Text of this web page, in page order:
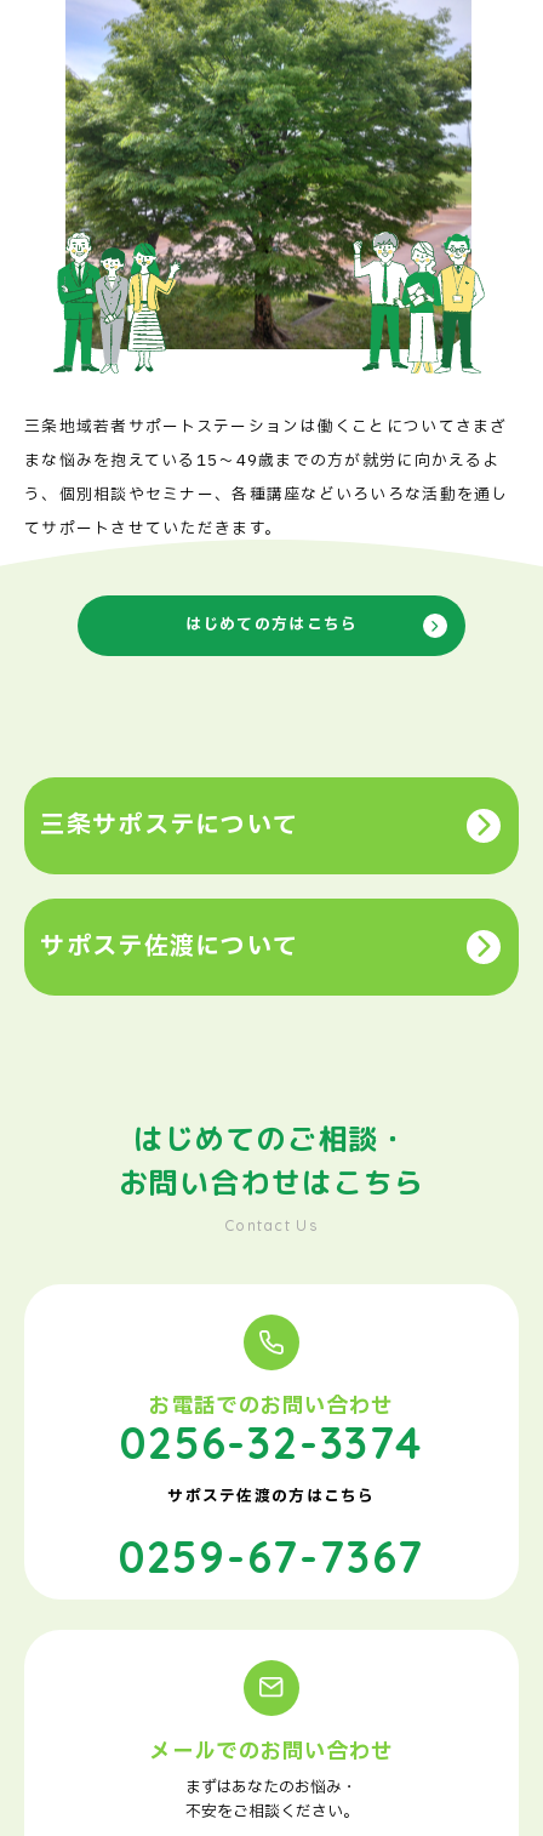
三条地域若者サポートステーションは働くことについてさまざ
まな悩みを抱えている 15～49歳までの方が就労に向かえるよ
う、 個別相談やセミナー、各種講座などいろいろな活動を通し
てサポートさせていただきます。
はじめての方はこちら
三条サポステについて
サポステ佐渡について
はじめてのご相談・
お問い合わせはこちら
Contact Us
お電話でのお問い合わせ
0256-32-3374
サポステ佐渡の方はこちら
0259-67-7367
メールでのお問い合わせ
まずはあなたのお悩み・
不安をご相談ください。